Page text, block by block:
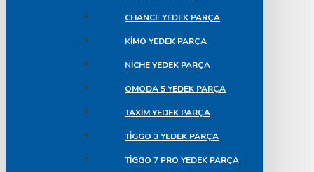
CHANCE YEDEK PARÇA
KIMO YEDEK PARÇA
NICHE YEDEK PARÇA
OMODA 5 YEDEK PARÇA
TAXIM YEDEK PARÇA
TIGGO 3 YEDEK PARÇA
TIGGO 7 PRO YEDEK PARÇA